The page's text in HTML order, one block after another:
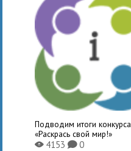
Подводим итоги конкурса
«Раскрась свой мир!»
X4153K0